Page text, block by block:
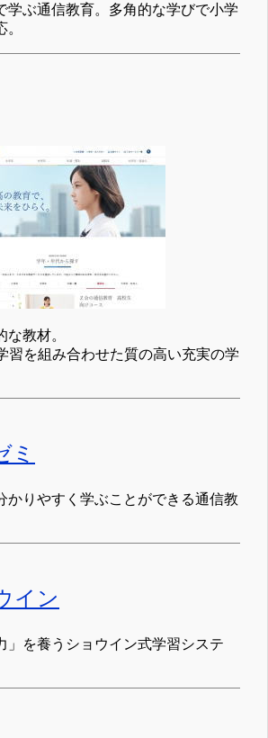
学ぶ通信教育。多角的な学びで小学
教材。
習を組み合わせた質の高い充実の学
ミ
かりやすく学ぶことができる通信教
イン
」を養うショウイン式学習システ